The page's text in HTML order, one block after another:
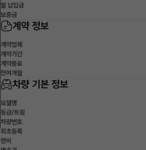
월 납입금
보증금
계약 정보
계약업체
계약기간
계약종료
잔여개월
차량 기본 정보
모델명
등급/트림
차량번호
최초등록
연비